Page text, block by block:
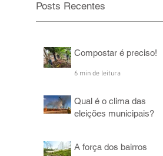
Compostar é preciso!
6 min de leitura
Qual é o clima das
eleições municipais?
A força dos bairros
Posts Recentes